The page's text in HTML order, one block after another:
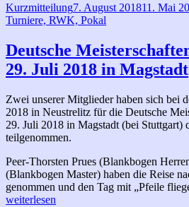
Format
KurzmitteilungVeröffentlicht
am
7. August 201811. Mai
Turniere, RWK, Pokal
Deutsche
29. Juli 2018 in Magstadt
Zwei unserer Mitglieder haben sich bei
2018 in Neustrelitz für die Deutsche
29. Juli 2018 in Magstadt (bei Stuttgart)
teilgenommen.
Peer-Thorsten Prues (Blankbogen
(Blankbogen Master) haben die Reise
genommen und den Tag mit „Pfeile
weiterlesen